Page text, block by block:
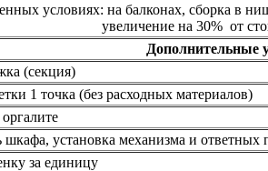
условиях: на балконах, сборка в
увеличение на 30% от
Дополнительные
(секция)
1 точка (без расходных материалов)
шкафа, установка механизма и ответных
за единицу